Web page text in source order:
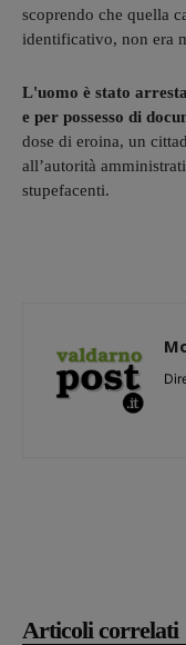
Articoli correlati
scoprendo che quella
identificativo, non era
L'uomo è stato
e per possesso di
dose di eroina, un
all’autorità
stupefacenti.